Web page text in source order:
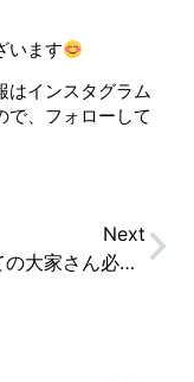
います
はインスタグラム
で、フォローして
Next
はじめての大家さん必見！不動産投資の失敗を防ぐ「5つの罠」とは？完全ガイド２０２５